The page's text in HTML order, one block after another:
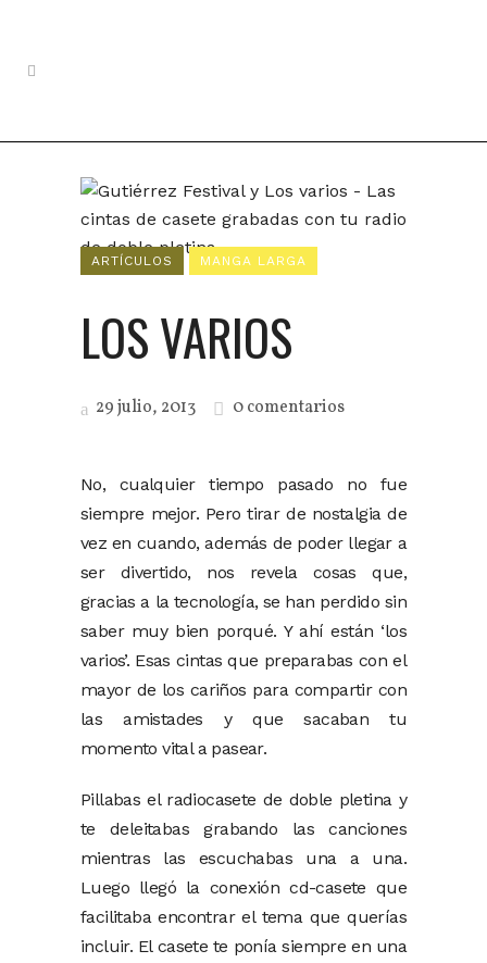
ARTÍCULOS MANGA LARGA
LOS VARIOS
29 julio, 2013 0 comentarios
No, cualquier tiempo pasado no fue
siempre mejor. Pero tirar de nostalgia de
vez en cuando, además de poder llegar a
ser divertido, nos revela cosas que,
gracias a la tecnología, se han perdido sin
saber muy bien porqué. Y ahí están ‘los
varios’. Esas cintas que preparabas con el
mayor de los cariños para compartir con
las amistades y que sacaban tu
momento vital a pasear.
Pillabas el radiocasete de doble pletina y
te deleitabas grabando las canciones
mientras las escuchabas una a una.
Luego llegó la conexión cd-casete que
facilitaba encontrar el tema que querías
incluir. El casete te ponía siempre en una